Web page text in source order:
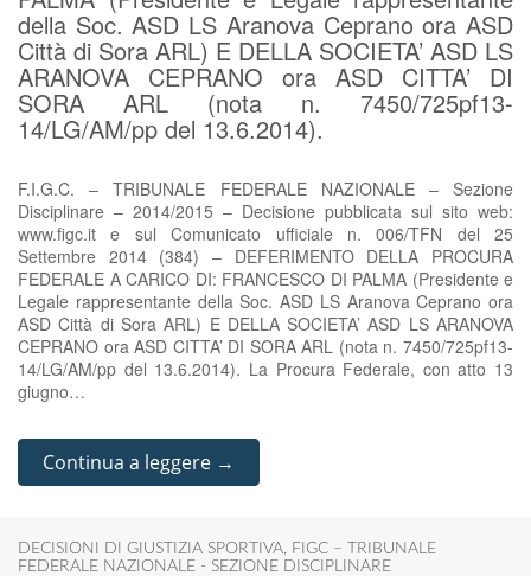
della Soc. ASD LS Aranova Ceprano ora ASD
Città di Sora ARL) E DELLA SOCIETA’ ASD LS
ARANOVA CEPRANO ora ASD CITTA’ DI
SORA ARL (nota n. 7450/725pf13-
14/LG/AM/pp del 13.6.2014).
F.I.G.C. – TRIBUNALE FEDERALE NAZIONALE – Sezione
Disciplinare – 2014/2015 – Decisione pubblicata sul sito web:
www.figc.it e sul Comunicato ufficiale n. 006/TFN del 25
Settembre 2014 (384) – DEFERIMENTO DELLA PROCURA
FEDERALE A CARICO DI: FRANCESCO DI PALMA (Presidente e
Legale rappresentante della Soc. ASD LS Aranova Ceprano ora
ASD Città di Sora ARL) E DELLA SOCIETA’ ASD LS ARANOVA
CEPRANO ora ASD CITTA’ DI SORA ARL (nota n. 7450/725pf13-
14/LG/AM/pp del 13.6.2014). La Procura Federale, con atto 13
giugno…
Continua a leggere →
DECISIONI DI GIUSTIZIA SPORTIVA, FIGC – TRIBUNALE
FEDERALE NAZIONALE - SEZIONE DISCIPLINARE